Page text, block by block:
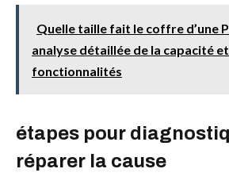
Quelle taille fait le coffre d’une
analyse détaillée de la capacité
fonctionnalités
étapes pour
réparer la cause